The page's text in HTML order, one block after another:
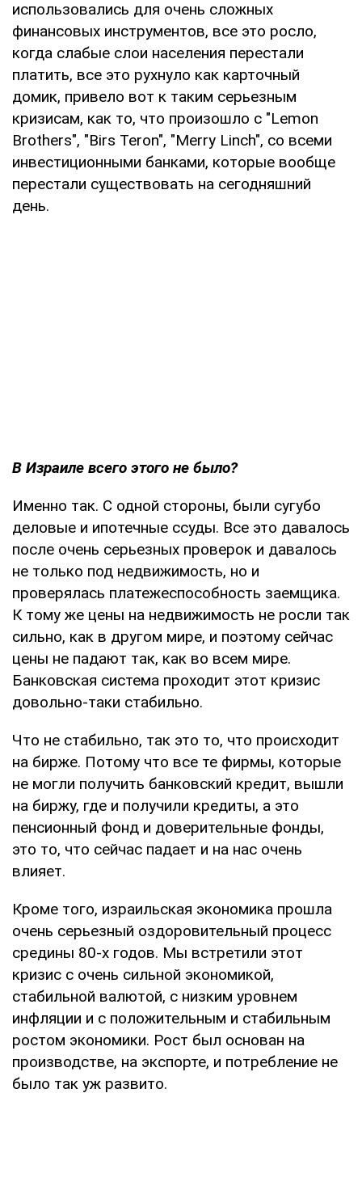
использовались для очень сложных
финансовых инструментов, все это росло,
когда слабые слои населения перестали
платить, все это рухнуло как карточный
домик, привело вот к таким серьезным
кризисам, как то, что произошло с "Lemon
Brothers", "Birs Teron", "Merry Linch", со всеми
инвестиционными банками, которые вообще
перестали существовать на сегодняшний
день.
В Израиле всего этого не было?
Именно так. С одной стороны, были сугубо
деловые и ипотечные ссуды. Все это давалось
после очень серьезных проверок и давалось
не только под недвижимость, но и
проверялась платежеспособность заемщика.
К тому же цены на недвижимость не росли так
сильно, как в другом мире, и поэтому сейчас
цены не падают так, как во всем мире.
Банковская система проходит этот кризис
довольно-таки стабильно.
Что не стабильно, так это то, что происходит
на бирже. Потому что все те фирмы, которые
не могли получить банковский кредит, вышли
на биржу, где и получили кредиты, а это
пенсионный фонд и доверительные фонды,
это то, что сейчас падает и на нас очень
влияет.
Кроме того, израильская экономика прошла
очень серьезный оздоровительный процесс
средины 80-х годов. Мы встретили этот
кризис с очень сильной экономикой,
стабильной валютой, с низким уровнем
инфляции и с положительным и стабильным
ростом экономики. Рост был основан на
производстве, на экспорте, и потребление не
было так уж развито.